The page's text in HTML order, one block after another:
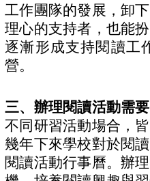
工作團隊的發展，卸
理心的支持者，也能
逐漸形成支持閱讀工
營。
三、辦理閱讀活動需
不同研習活動場合，
幾年下來學校對於閱
閱讀活動行事曆。辦